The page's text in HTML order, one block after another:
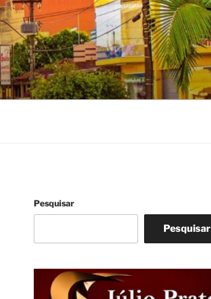
Pesquisar
Pesquisar